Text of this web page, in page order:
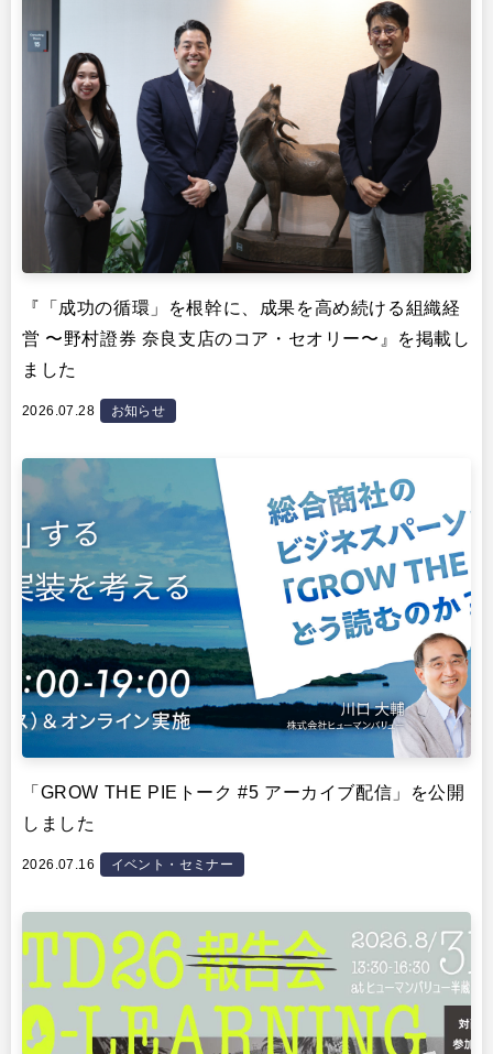
『「成功の循環」を根幹に、成果を高め続ける組織経
営 〜野村證券 奈良支店のコア・セオリー〜』を掲載し
ました
2026.07.28 お知らせ
「GROW THE PIEトーク #5 アーカイブ配信」を公開
しました
2026.07.16 イベント・セミナー